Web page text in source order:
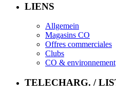
LIENS
Allgemein
Magasins CO
Offres commerciales
Clubs
CO & environnement
TELECHARG. /